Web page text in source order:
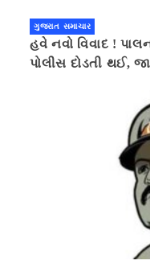
ગુજરાત સમાચાર
હવે નવો વિવાદ !
પોલીસ દોડતી થઈ,